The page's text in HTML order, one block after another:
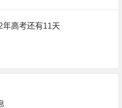
年高考还有11天